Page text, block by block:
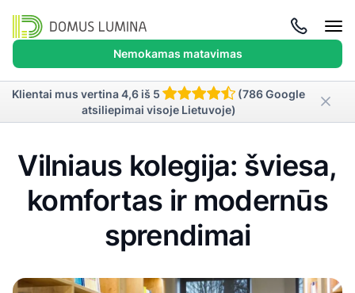
Nemokamas matavimas
Klientai mus vertina 4,6 iš 5
(786 Google
atsiliepimai visoje Lietuvoje)
Vilniaus kolegija: šviesa,
komfortas ir modernūs
sprendimai